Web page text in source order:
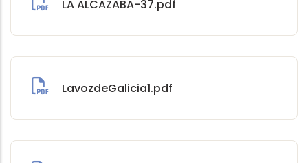
LA ALCAZABA-37.pdf
LavozdeGalicia1.pdf